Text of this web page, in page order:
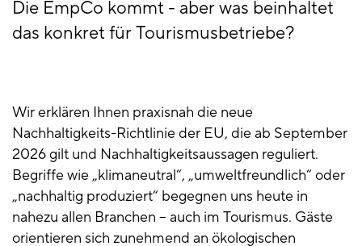
Die EmpCo kommt - aber was beinhaltet
das konkret für Tourismusbetriebe?
Wir erklären Ihnen praxisnah die neue
Nachhaltigkeits-Richtlinie der EU, die ab September
2026 gilt und Nachhaltigkeitsaussagen reguliert.
Begriffe wie „klimaneutral“, „umweltfreundlich“ oder
„nachhaltig produziert“ begegnen uns heute in
nahezu allen Branchen – auch im Tourismus. Gäste
orientieren sich zunehmend an ökologischen